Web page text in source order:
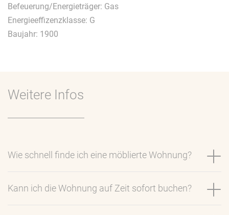
Befeuerung/Energieträger: Gas
Energieeffizenzklasse: G
Baujahr: 1900
Weitere Infos
Wie schnell finde ich eine möblierte Wohnung?
Kann ich die Wohnung auf Zeit sofort buchen?